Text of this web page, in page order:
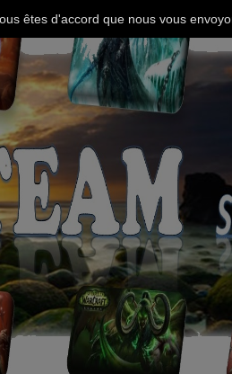
êtes d'accord que nous vous